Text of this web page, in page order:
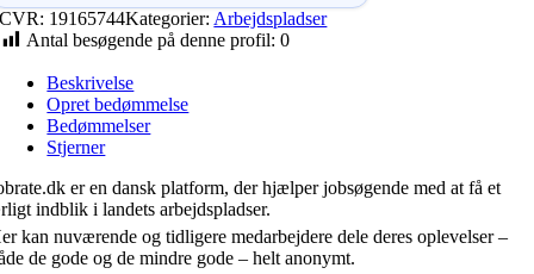
CVR: 19165744Kategorier: Arbejdspladser
Antal besøgende på denne profil: 0
Beskrivelse
Opret bedømmelse
Bedømmelser
Stjerner
er en dansk platform, der hjælper jobsøgende med at få et
indblik i landets arbejdspladser.
kan nuværende og tidligere medarbejdere dele deres oplevelser –
de gode og de mindre gode – helt anonymt.